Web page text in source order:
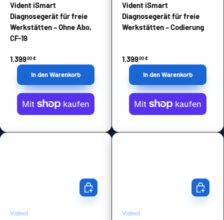
Vident iSmart
Diagnosegerät für freie
Werkstätten – Ohne Abo,
CF-19
1.39900 €
In den Warenkorb
Vident iSmart
Diagnosegerät für freie
Werkstätten – Codierung
1.39900 €
In den Warenkorb
Vident
In den Warenkorb
Vident
In den